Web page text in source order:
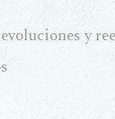
al oxígeno.
dentro de
le otorga
protección
y